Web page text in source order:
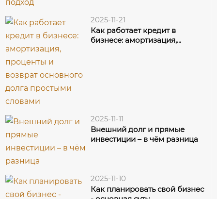
2025-11-21
Как работает кредит в
бизнесе: амортизация,...
2025-11-11
Внешний долг и прямые
инвестиции – в чём разница
2025-11-10
Как планировать свой бизнес